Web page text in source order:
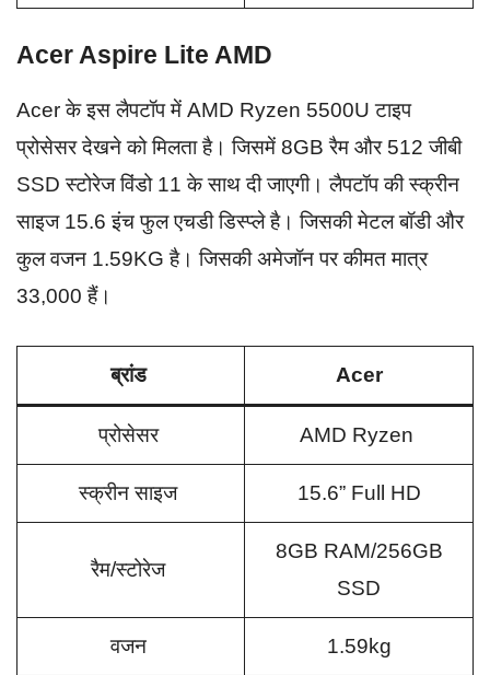
Acer Aspire Lite AMD
Acer के इस लैपटॉप में AMD Ryzen 5500U टाइप
प्रोसेसर देखने को मिलता है। जिसमें 8GB रैम और 512 जीबी
SSD स्टोरेज विंडो 11 के साथ दी जाएगी। लैपटॉप की स्क्रीन
साइज 15.6 इंच फुल एचडी डिस्प्ले है। जिसकी मेटल बॉडी और
कुल वजन 1.59KG है। जिसकी अमेजॉन पर कीमत मात्र
33,000 हैं।
ब्रांड Acer
प्रोसेसर AMD Ryzen
स्क्रीन साइज 15.6” Full HD
रैम/स्टोरेज
8GB RAM/256GB
SSD
वजन 1.59kg